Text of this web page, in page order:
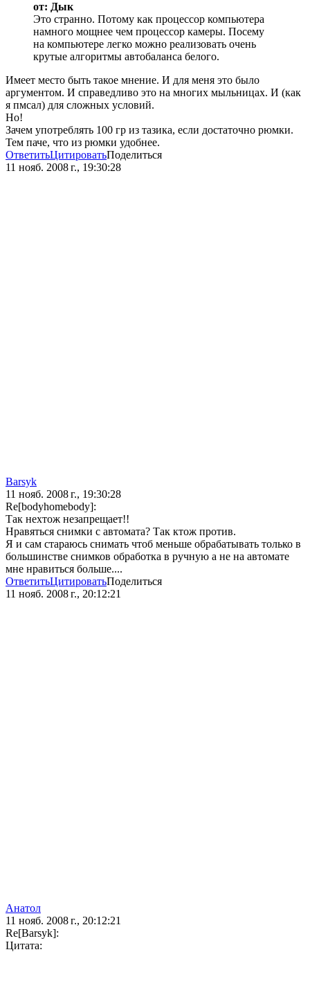
от: Дык
Это странно. Потому как процессор компьютера
намного мощнее чем процессор камеры. Посему
на компьютере легко можно реализовать очень
крутые алгоритмы автобаланса белого.
Имеет место быть такое мнение. И для меня это было
аргументом. И справедливо это на многих мыльницах. И (как
я пмсал) для сложных условий.
Но!
Зачем употреблять 100 гр из тазика, если достаточно рюмки.
Тем паче, что из рюмки удобнее.
ОтветитьЦитироватьПоделиться
11 нояб. 2008 г., 19:30:28
Barsyk
11 нояб. 2008 г., 19:30:28
Re[bodyhomebody]:
Так нехтож незапрещает!!
Нравяться снимки с автомата? Так ктож против.
Я и сам стараюсь снимать чтоб меньше обрабатывать только в
большинстве снимков обработка в ручную а не на автомате
мне нравиться больше....
ОтветитьЦитироватьПоделиться
11 нояб. 2008 г., 20:12:21
Анатол
11 нояб. 2008 г., 20:12:21
Re[Barsyk]:
Цитата: